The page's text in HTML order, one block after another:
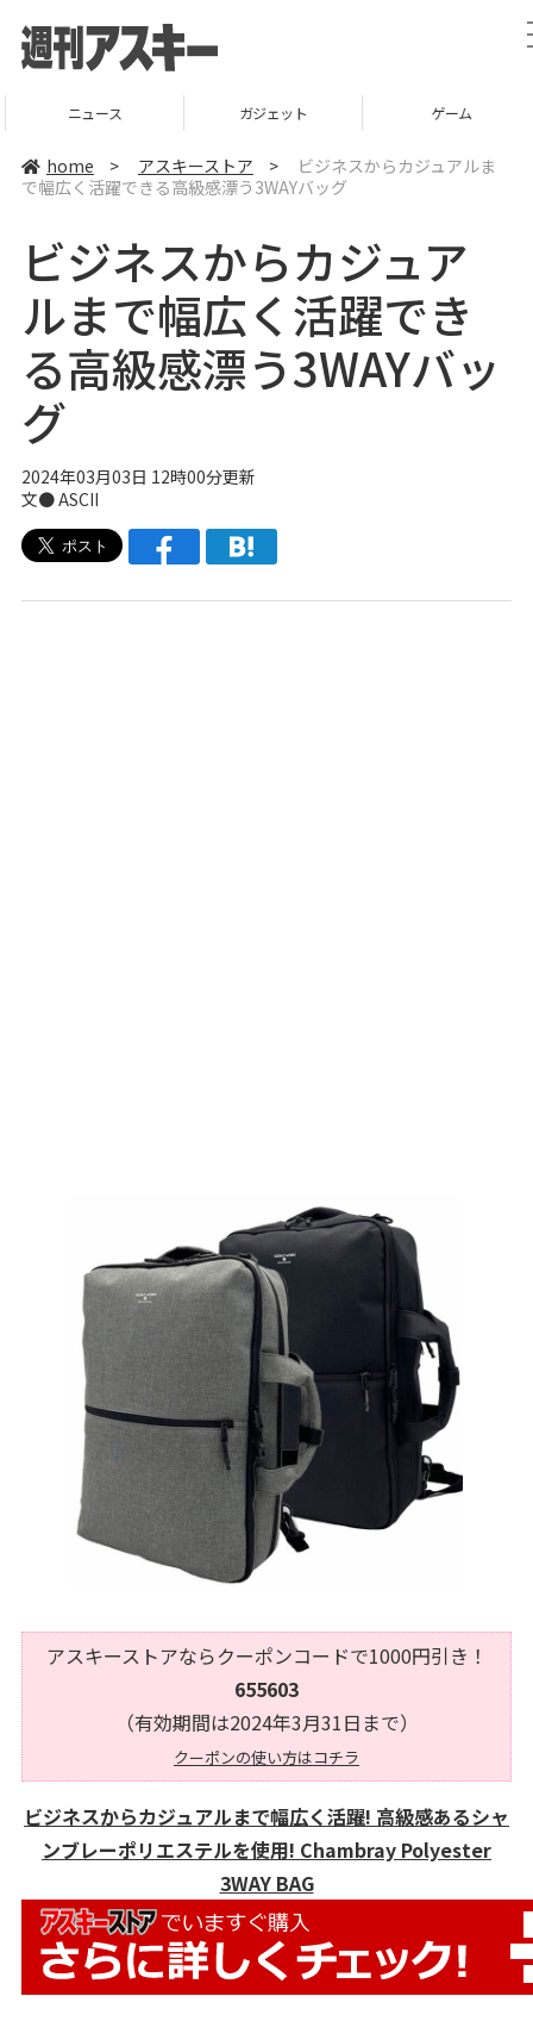
ニュース ガジェット ゲーム
home > アスキーストア >
ビジネスからカジュアルま
で幅広く活躍できる高級感漂う3WAYバッグ
ビジネスからカジュア
ルまで幅広く活躍でき
る高級感漂う3WAYバッ
グ
2024年03月03日 12時00分更新
文● ASCII
アスキーストアならクーポンコードで1000円引き！
655603
（有効期間は2024年3月31日まで）
クーポンの使い方はコチラ
ビジネスからカジュアルまで幅広く活躍! 高級感あるシャ
ンブレーポリエステルを使用! Chambray Polyester
3WAY BAG